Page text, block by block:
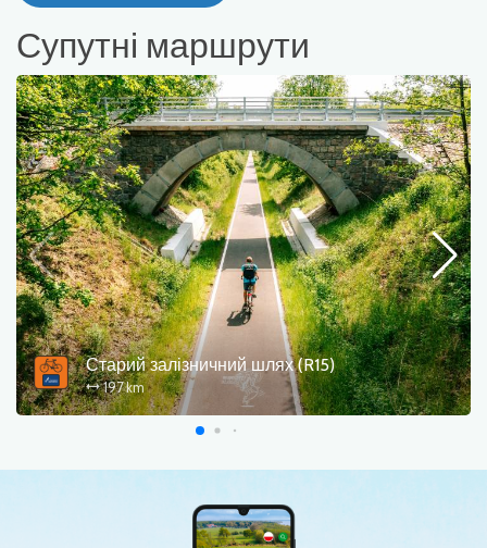
Супутні маршрути
Старий залізничний шлях (R15)
197 km